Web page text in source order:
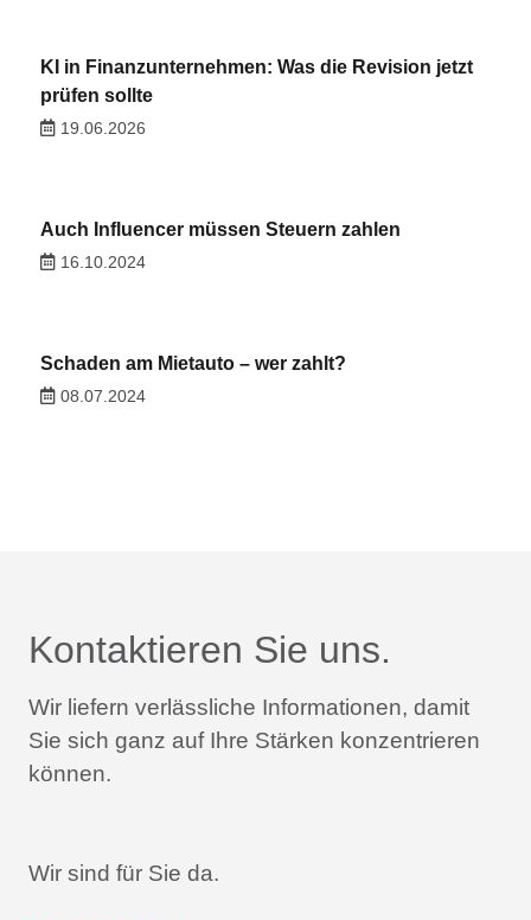
KI in Finanzunternehmen: Was die Revision jetzt
prüfen sollte
19.06.2026
Auch Influencer müssen Steuern zahlen
16.10.2024
Schaden am Mietauto – wer zahlt?
08.07.2024
Kontaktieren Sie uns.
Wir liefern verlässliche Informationen, damit
Sie sich ganz auf Ihre Stärken konzentrieren
können.
Wir sind für Sie da.